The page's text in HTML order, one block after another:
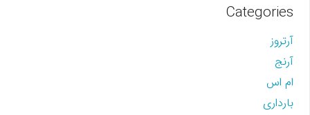
Categories
آرتروز
آرنج
ام اس
بارداری